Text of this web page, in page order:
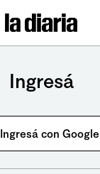
Ingresá
Ingresá con Google